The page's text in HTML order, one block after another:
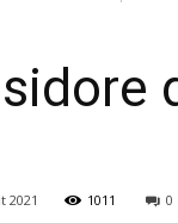
2021 1011 0